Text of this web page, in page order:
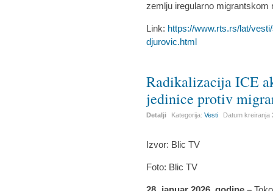
zemlju iregularno
Link: https://www.rts.rs/lat/
djurovic.html
Radikalizacija ICE
jedinice protiv
Detalji Kategorija:Vesti Datum kreiranja
Izvor: Blic TV
Foto: Blic TV